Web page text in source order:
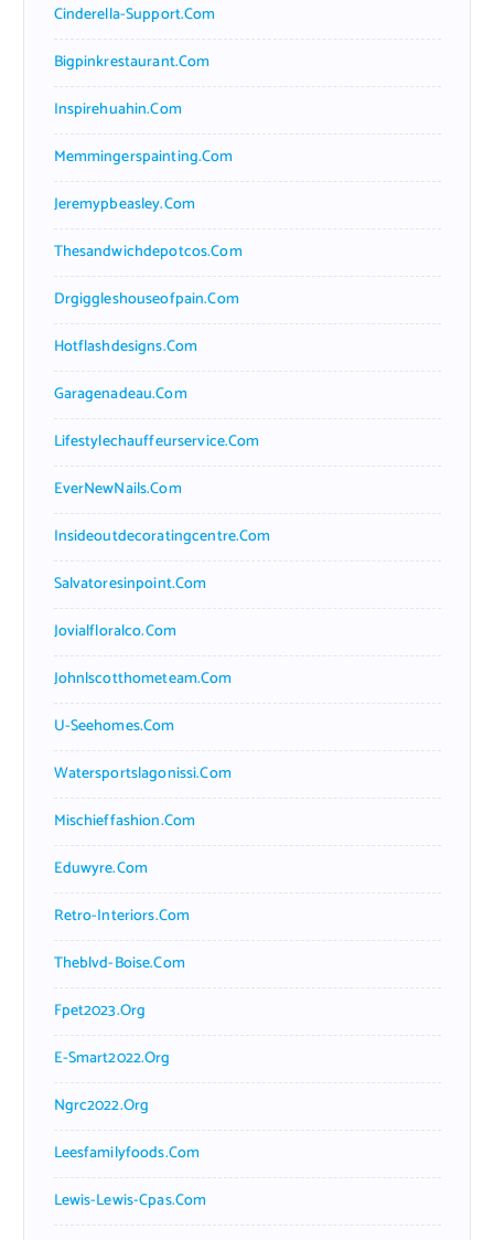
Cinderella-Support.com
Bigpinkrestaurant.com
Inspirehuahin.com
Memmingerspainting.com
Jeremypbeasley.com
Thesandwichdepotcos.com
Drgiggleshouseofpain.com
Hotflashdesigns.com
Garagenadeau.com
Lifestylechauffeurservice.com
EverNewNails.com
Insideoutdecoratingcentre.com
Salvatoresinpoint.com
Jovialfloralco.com
Johnlscotthometeam.com
U-Seehomes.com
Watersportslagonissi.com
Mischieffashion.com
Eduwyre.com
Retro-Interiors.com
Theblvd-Boise.com
Fpet2023.org
E-Smart2022.org
Ngrc2022.org
Leesfamilyfoods.com
Lewis-Lewis-Cpas.com